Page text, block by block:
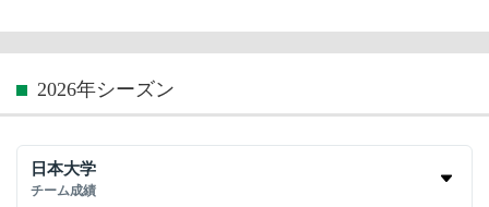
2026年シーズン
日本大学
チーム成績